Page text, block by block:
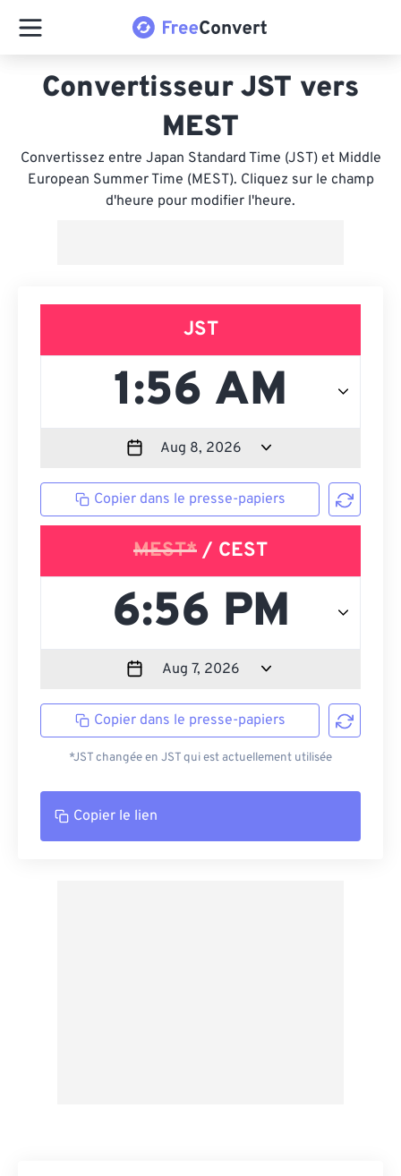
Convertisseur JST vers
MEST
Convertissez entre Japan Standard Time (JST) et Middle
European Summer Time (MEST). Cliquez sur le champ
d'heure pour modifier l'heure.
JST
Copier dans le presse-papiers
MEST* / CEST
Copier dans le presse-papiers
*JST changée en JST qui est actuellement utilisée
Copier le lien